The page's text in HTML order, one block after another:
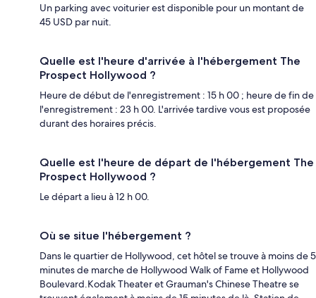
Un parking avec voiturier est disponible pour un montant de
45 USD par nuit.
Quelle est l'heure d'arrivée à l'hébergement The
Prospect Hollywood ?
Heure de début de l'enregistrement : 15 h 00 ; heure de fin de
l'enregistrement : 23 h 00. L'arrivée tardive vous est proposée
durant des horaires précis.
Quelle est l'heure de départ de l'hébergement The
Prospect Hollywood ?
Le départ a lieu à 12 h 00.
Où se situe l'hébergement ?
Dans le quartier de Hollywood, cet hôtel se trouve à moins de 5
minutes de marche de Hollywood Walk of Fame et Hollywood
Boulevard.Kodak Theater et Grauman's Chinese Theatre se